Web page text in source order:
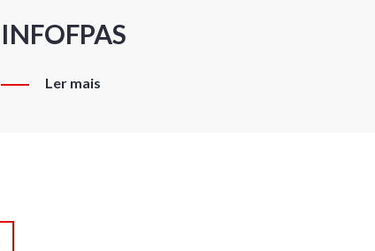
INFOFPAS
Ler mais